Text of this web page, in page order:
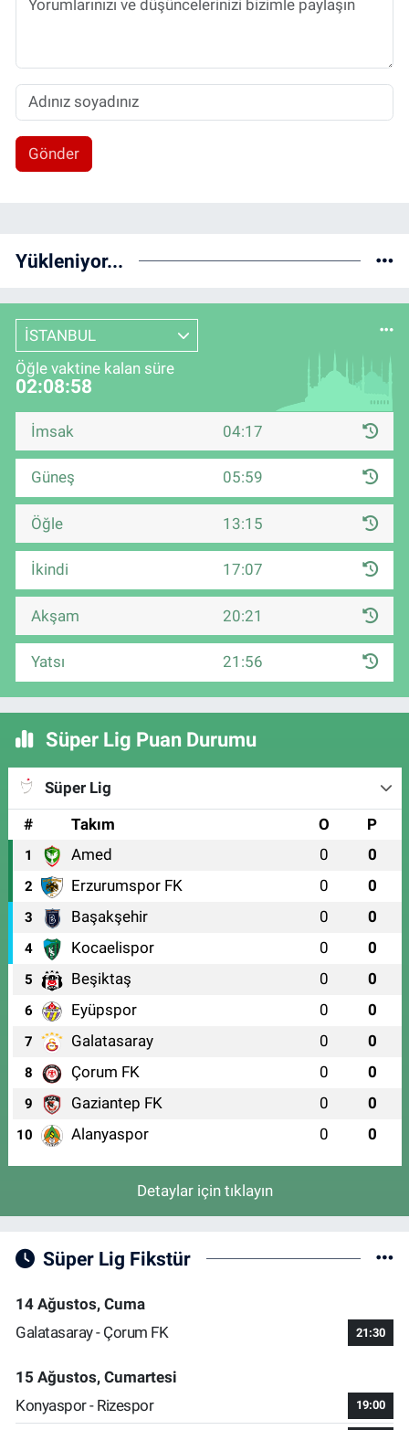
Gönder
Yükleniyor...
İSTANBUL
Öğle vaktine kalan süre
02:08:57
İmsak 04:17
Güneş 05:59
Öğle 13:15
İkindi 17:07
Akşam 20:21
Yatsı 21:56
Süper Lig Puan Durumu
Süper Lig
#
Takım O P
1 Amed 0 0
2 Erzurumspor FK 0 0
3 Başakşehir 0 0
4 Kocaelispor 0 0
5 Beşiktaş 0 0
6 Eyüpspor 0 0
7 Galatasaray 0 0
8 Çorum FK 0 0
9 Gaziantep FK 0 0
10 Alanyaspor 0 0
Detaylar için tıklayın
Süper Lig Fikstür
14 Ağustos, Cuma
Galatasaray - Çorum FK
21:30
15 Ağustos, Cumartesi
Konyaspor - Rizespor
19:00